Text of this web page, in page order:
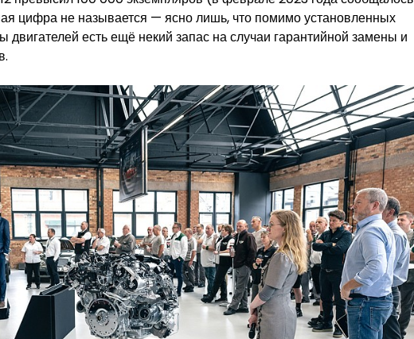
цифра не называется — ясно лишь, что помимо установленных
есть ещё некий запас на случаи гарантийной замены и